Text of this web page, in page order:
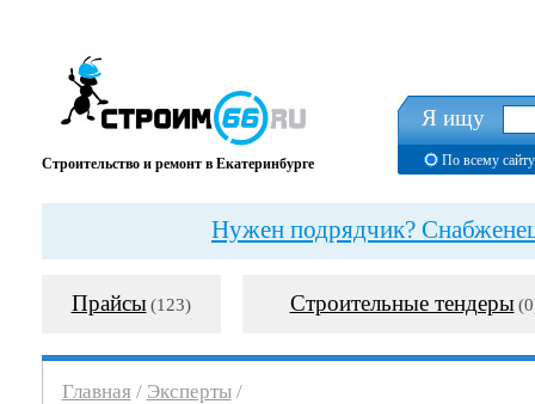
Строительство и ремонт в Екатеринбурге
Я ищу
По всему сайту
Нужен подрядчик?
Прайсы (123) Строительные тендеры
Главная / Эксперты/